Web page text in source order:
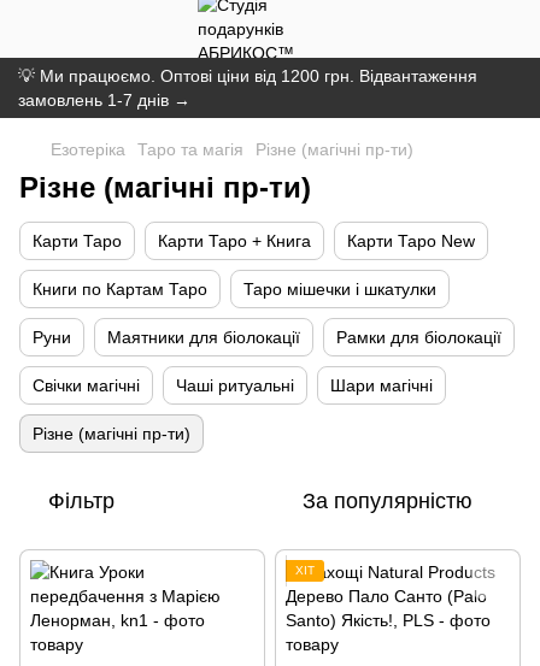
💡 Ми працюємо. Оптові ціни від 1200 грн. Відвантаження
замовлень 1-7 днів →
Езотеріка Таро та магія Різне (магічні пр-ти)
Різне (магічні пр-ти)
Карти Таро Карти Таро + Книга Карти Таро New
Книги по Картам Таро Таро мішечки і шкатулки
Руни Маятники для біолокації Рамки для біолокації
Свічки магічні Чаші ритуальні Шари магічні
Різне (магічні пр-ти)
Фільтр За популярністю
ХІТ